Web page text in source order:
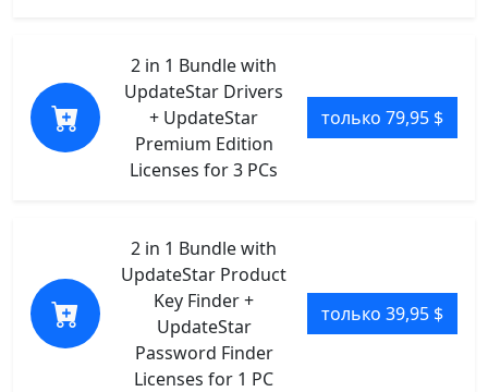
2 in 1 Bundle with
UpdateStar Drivers
+ UpdateStar
Premium Edition
Licenses for 3 PCs
только 79,95 $
2 in 1 Bundle with
UpdateStar Product
Key Finder +
UpdateStar
Password Finder
Licenses for 1 PC
только 39,95 $